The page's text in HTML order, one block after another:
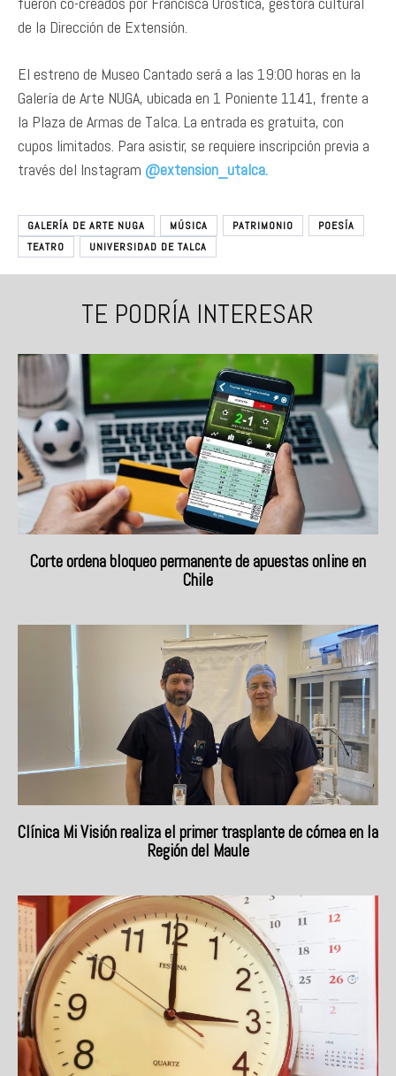
de la Dirección de Extensión.
El estreno de Museo Cantado será a las 19:00 horas en la
Galería de Arte NUGA, ubicada en 1 Poniente 1141, frente a
la Plaza de Armas de Talca. La entrada es gratuita, con
cupos limitados. Para asistir, se requiere inscripción previa a
través del Instagram @extension_utalca.
GALERÍA DE ARTE NUGA MÚSICA PATRIMONIO
POESÍA
TEATRO
UNIVERSIDAD DE TALCA
TE PODRÍA INTERESAR
Corte ordena bloqueo permanente de apuestas online en
Chile
Clínica Mi Visión realiza el primer trasplante de córnea en la
Región del Maule